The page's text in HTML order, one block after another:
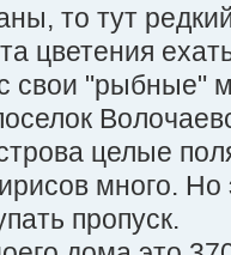
то тут
цветения
свои "рыбные"
целые
много. Но
пропуск.